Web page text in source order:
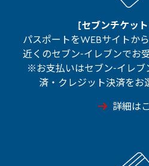
[セブンチケッ
パスポートをWEBサイトか
近くのセブン-イレブンでお
※お支払いはセブン-イレブ
済・クレジット決済をお
詳細は